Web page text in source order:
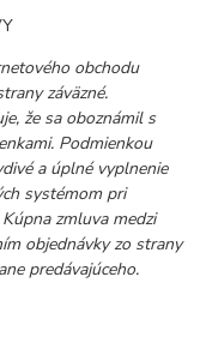
obchodu
záväzné.
že sa oboznámil s
Podmienkou
a úplné vyplnenie
systémom pri
zmluva medzi
objednávky zo strany
predávajúceho.